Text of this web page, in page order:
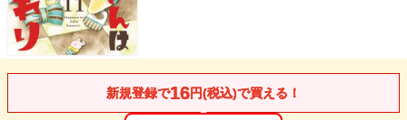
新規登録で16円(税込)で買える！